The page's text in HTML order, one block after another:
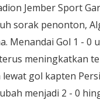
Jember Sport
sorak penonton,
Menandai Gol 1 - 0
meningkatkan
gol kapten
menjadi 2 - 0